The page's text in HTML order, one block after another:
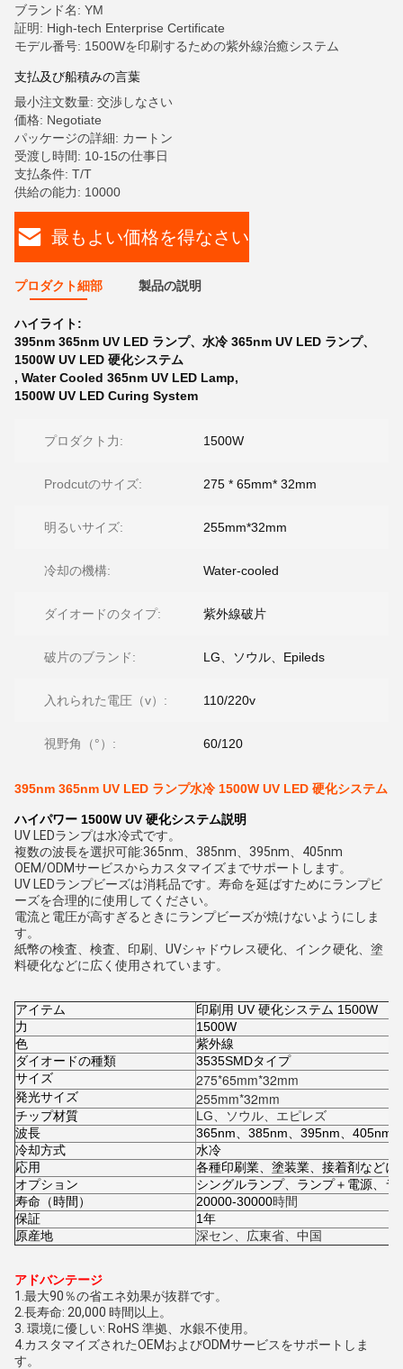
ブランド名: YM
証明: High-tech Enterprise Certificate
モデル番号: 1500Wを印刷するための紫外線治癒システム
支払及び船積みの言葉
最小注文数量: 交渉しなさい
価格: Negotiate
パッケージの詳細: カートン
受渡し時間: 10-15の仕事日
支払条件: T/T
供給の能力: 10000
最もよい価格を得なさい
プロダクト細部 製品の説明
ハイライト:
395nm 365nm UV LED ランプ、水冷 365nm UV LED ランプ、
1500W UV LED 硬化システム
, Water Cooled 365nm UV LED Lamp,
1500W UV LED Curing System
プロダクト力: 1500W
Prodcutのサイズ: 275 * 65mm* 32mm
明るいサイズ: 255mm*32mm
冷却の機構: Water-cooled
ダイオードのタイプ: 紫外線破片
破片のブランド: LG、ソウル、Epileds
入れられた電圧（v）: 110/220v
視野角（°）: 60/120
395nm 365nm UV LED ランプ水冷 1500W UV LED 硬化システム
ハイパワー 1500W UV 硬化システム説明
UV LEDランプは水冷式です。
複数の波長を選択可能:365nm、385nm、395nm、405nm
OEM/ODMサービスからカスタマイズまでサポートします。
UV LEDランプビーズは消耗品です。寿命を延ばすためにランプビ
ーズを合理的に使用してください。
電流と電圧が高すぎるときにランプビーズが焼けないようにしま
す。
紙幣の検査、検査、印刷、UVシャドウレス硬化、インク硬化、塗
料硬化などに広く使用されています。
アイテム
印刷用 UV 硬化システム 1500W
力
1500W
色
紫外線
ダイオードの種類
3535SMDタイプ
サイズ
275*65mm*32mm
発光サイズ 255mm*32mm
チップ材質
LG、ソウル、エピレズ
波長
365nm、385nm、395nm、405nm
冷却方式
水冷
応用
各種印刷業、塗装業、接着剤などに
オプション
シングルランプ、ランプ＋電源、ラ
寿命（時間）
20000-30000時間
保証
1年
原産地
深セン、広東省、中国
アドバンテージ
1.最大90％の省エネ効果が抜群です。
2.長寿命: 20,000 時間以上。
3. 環境に優しい: RoHS 準拠、水銀不使用。
4.カスタマイズされたOEMおよびODMサービスをサポートしま
す。